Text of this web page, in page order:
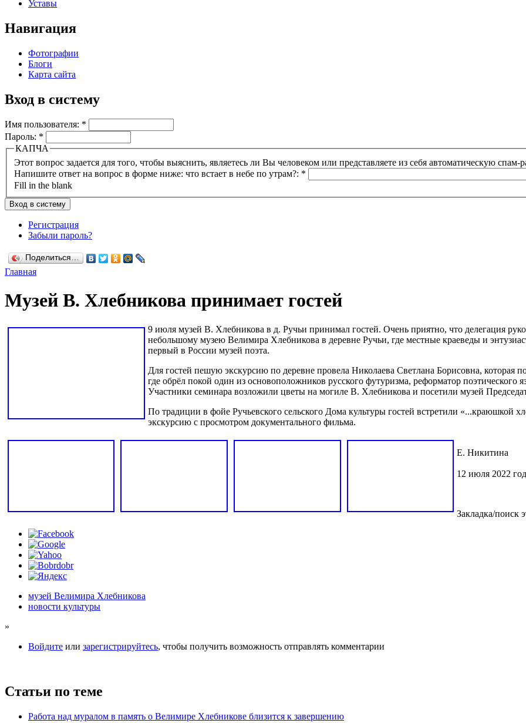
Уставы
Навигация
Фотографии
Блоги
Карта сайта
Вход в систему
Имя пользователя: *
Пароль: *
КАПЧА
Этот вопрос задается для того, чтобы выяснить, являетесь ли Вы человеком или представляете из себя
Напишите ответ на вопрос в форме ниже: что встает в небе по утрам?: *
Fill in the blank
Регистрация
Забыли пароль?
Поделиться…
Главная
Музей В. Хлебникова принимает гостей
9 июля музей В. Хлебникова в д. Ручьи принимал гостей. Очень приятно, что делегация
небольшому музею Велимира Хлебникова в деревне Ручьи, где местные краеведы и
первый в России музей поэта.
Для гостей пешую экскурсию по деревне провела Николаева Светлана Борисовна, которая
где обрёл покой один из основоположников русского футуризма, реформатор поэтического
Участники семинара возложили цветы на могиле В. Хлебникова и посетили музей
По традиции в фойе Ручьевского сельского Дома культуры гостей встретили «...краюшкой
экскурсию с просмотром документального фильма.
Е. Никитина
12 июля 2022
Закладка/поиск
музей Велимира Хлебникова
новости культуры
»
Войдите или зарегистрируйтесь, чтобы получить возможность отправлять комментарии
Статьи по теме
Работа над муралом в память о Велимире Хлебникове близится к завершению